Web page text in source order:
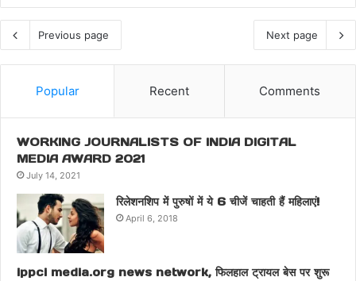
Previous page Next page
Popular Recent Comments
WORKING JOURNALISTS OF INDIA DIGITAL
MEDIA AWARD 2021
July 14, 2021
रिलेशनशिप में पुरुषों में ये 6 चीजें चाहती हैं महिलाएं!
April 6, 2018
ippci media.org news network, फिलहाल ट्रायल बेस पर शुरू